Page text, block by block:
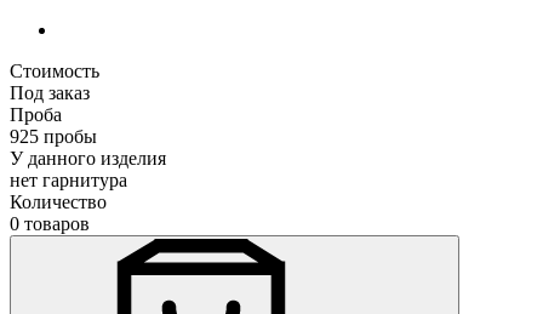
Стоимость
Под заказ
Проба
925 пробы
У данного изделия
нет гарнитура
Количество
0 товаров